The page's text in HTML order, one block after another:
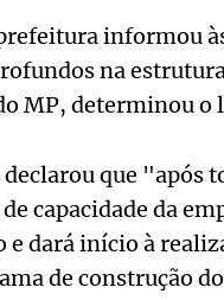
informou
na
MP, determinou
que "após
capacidade da
e dará início à
de construção